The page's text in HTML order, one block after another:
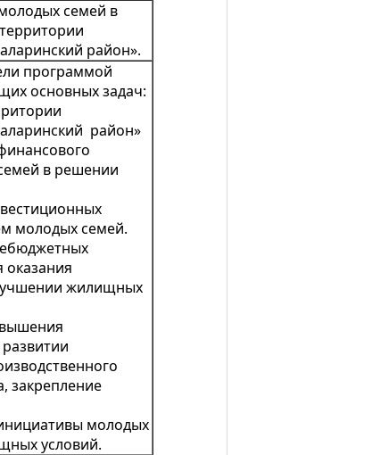
семей в
район».
программой
основных задач:
район»
в решении
молодых семей.
оказания
жилищных
закрепление
молодых
условий.